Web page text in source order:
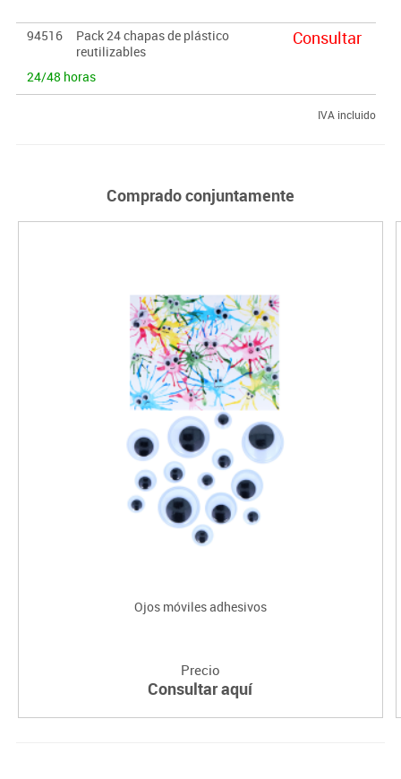
94516
Pack 24 chapas de plástico
reutilizables
24/48 horas
Consultar
IVA incluido
Comprado conjuntamente
Ojos móviles adhesivos
Precio
Consultar aquí